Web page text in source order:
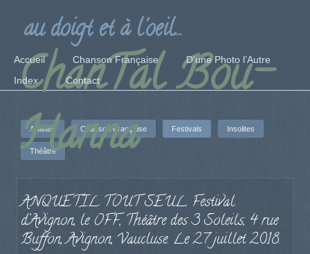
ChanTal Bou-
Hanna
au doigt et à l'oeil...
Accueil Chanson Française
D’une Photo l’Autre
Index
Contact
Artistes Chanson Française Festivals Insolites
Théâtre
ANQUETIL TOUT SEUL. Festival
d’Avignon, le OFF, Théâtre des 3 Soleils, 4 rue
Buffon, Avignon, Vaucluse. Le 27 juillet 2018.